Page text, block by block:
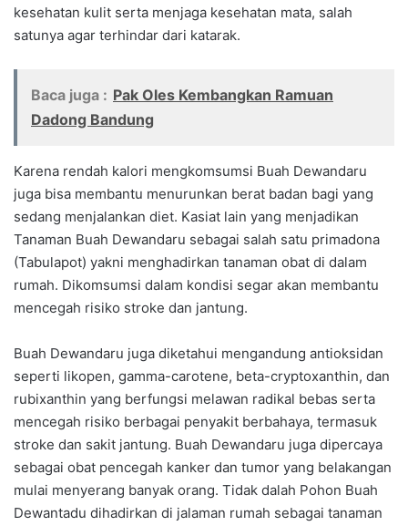
kesehatan kulit serta menjaga kesehatan mata, salah
satunya agar terhindar dari katarak.
Baca juga : Pak Oles Kembangkan Ramuan
Dadong Bandung
Karena rendah kalori mengkomsumsi Buah Dewandaru
juga bisa membantu menurunkan berat badan bagi yang
sedang menjalankan diet. Kasiat lain yang menjadikan
Tanaman Buah Dewandaru sebagai salah satu primadona
(Tabulapot) yakni menghadirkan tanaman obat di dalam
rumah. Dikomsumsi dalam kondisi segar akan membantu
mencegah risiko stroke dan jantung.
Buah Dewandaru juga diketahui mengandung antioksidan
seperti likopen, gamma-carotene, beta-cryptoxanthin, dan
rubixanthin yang berfungsi melawan radikal bebas serta
mencegah risiko berbagai penyakit berbahaya, termasuk
stroke dan sakit jantung. Buah Dewandaru juga dipercaya
sebagai obat pencegah kanker dan tumor yang belakangan
mulai menyerang banyak orang. Tidak dalah Pohon Buah
Dewantadu dihadirkan di jalaman rumah sebagai tanaman